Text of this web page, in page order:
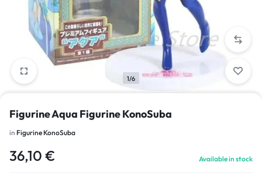
1/6
Figurine Aqua Figurine KonoSuba
in Figurine KonoSuba
36,10 € Available in stock